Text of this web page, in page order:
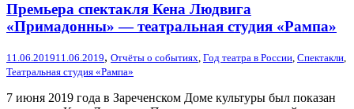
Премьера спектакля Кена Людвига
«Примадонны» — театральная студия «Рампа»
11.06.201911.06.2019, Отчёты о событиях, Год театра в России, Спектакли,
Театральная студия «Рампа»
7 июня 2019 года в Зареченском Доме культуры был показан